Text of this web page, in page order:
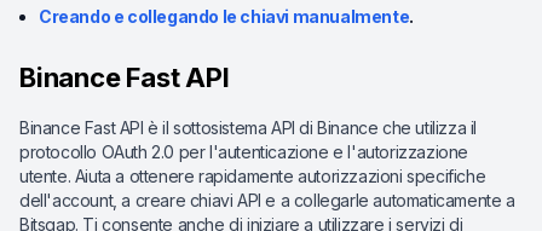
Creando e collegando le chiavi manualmente.
Binance Fast API
Binance Fast API è il sottosistema API di Binance che utilizza il
protocollo OAuth 2.0 per l'autenticazione e l'autorizzazione
utente. Aiuta a ottenere rapidamente autorizzazioni specifiche
dell'account, a creare chiavi API e a collegarle automaticamente a
Bitsgap. Ti consente anche di iniziare a utilizzare i servizi di